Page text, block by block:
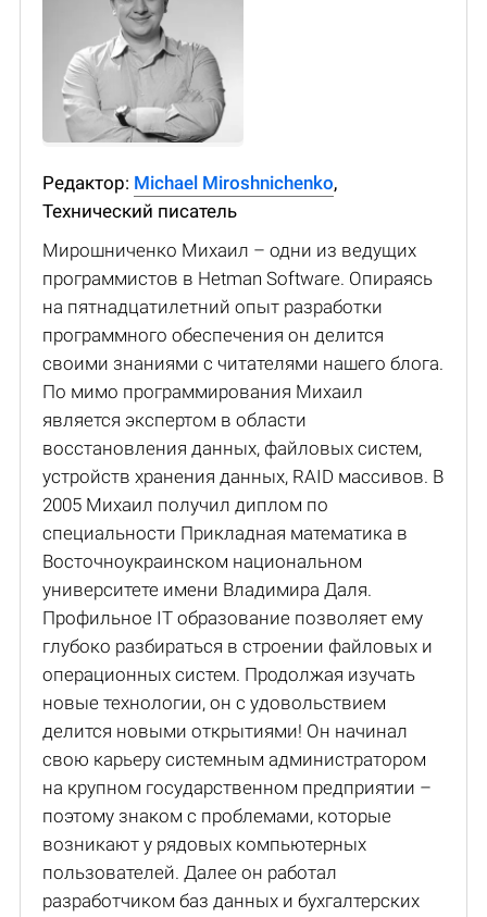
Редактор: Michael Miroshnichenko,
Технический писатель
Мирошниченко Михаил – одни из ведущих
программистов в Hetman Software. Опираясь
на пятнадцатилетний опыт разработки
программного обеспечения он делится
своими знаниями с читателями нашего блога.
По мимо программирования Михаил
является экспертом в области
восстановления данных, файловых систем,
устройств хранения данных, RAID массивов. В
2005 Михаил получил диплом по
специальности Прикладная математика в
Восточноукраинском национальном
университете имени Владимира Даля.
Профильное IT образование позволяет ему
глубоко разбираться в строении файловых и
операционных систем. Продолжая изучать
новые технологии, он с удовольствием
делится новыми открытиями! Он начинал
свою карьеру системным администратором
на крупном государственном предприятии –
поэтому знаком с проблемами, которые
возникают у рядовых компьютерных
пользователей. Далее он работал
разработчиком баз данных и бухгалтерских